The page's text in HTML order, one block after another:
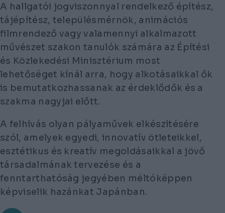
A hallgatói jogviszonnyal rendelkező építész,
tájépítész, településmérnök, animációs
filmrendező vagy valamennyi alkalmazott
művészet szakon tanulók számára az Építési
és Közlekedési Minisztérium most
lehetőséget kínál arra, hogy alkotásaikkal ők
is bemutatkozhassanak az érdeklődők és a
szakma nagyjai előtt.
A felhívás olyan pályaművek elkészítésére
szól, amelyek egyedi, innovatív ötleteikkel,
esztétikus és kreatív megoldásaikkal a jövő
társadalmának tervezése és a
fenntarthatóság jegyében méltóképpen
képviselik hazánkat Japánban.